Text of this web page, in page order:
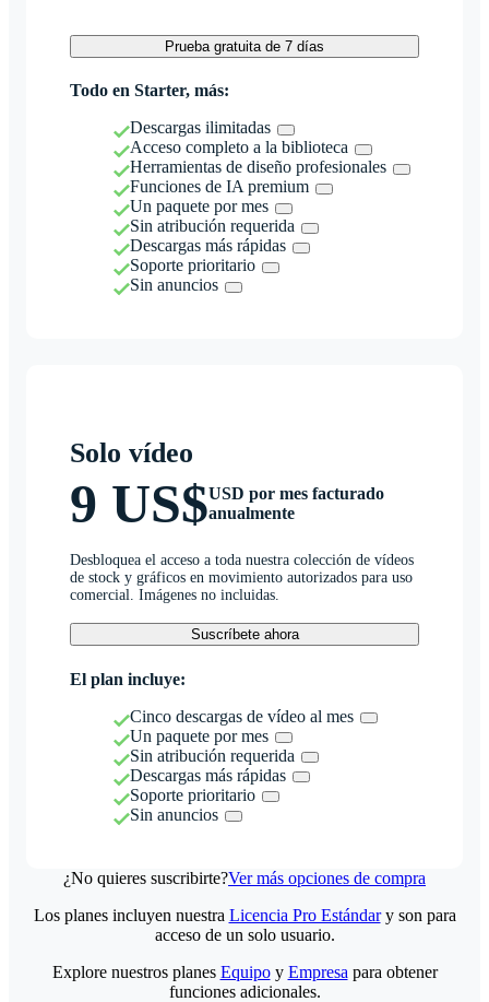
Prueba gratuita de 7 días
Todo en Starter, más:
Descargas ilimitadas
Acceso completo a la biblioteca
Herramientas de diseño profesionales
Funciones de IA premium
Un paquete por mes
Sin atribución requerida
Descargas más rápidas
Soporte prioritario
Sin anuncios
Solo vídeo
9 US$USD por mes facturado
anualmente
Desbloquea el acceso a toda nuestra colección de vídeos
de stock y gráficos en movimiento autorizados para uso
comercial. Imágenes no incluidas.
Suscríbete ahora
El plan incluye:
Cinco descargas de vídeo al mes
Un paquete por mes
Sin atribución requerida
Descargas más rápidas
Soporte prioritario
Sin anuncios
¿No quieres suscribirte?Ver más opciones de compra
Los planes incluyen nuestra Licencia Pro Estándary son para
acceso de un solo usuario.
Explore nuestros planes Equipoy Empresa para obtener
funciones adicionales.